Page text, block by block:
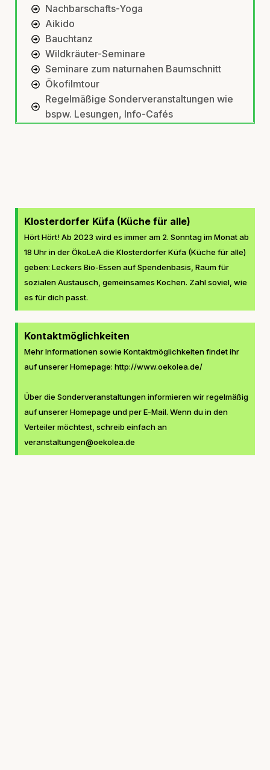
Nachbarschafts-Yoga
Aikido
Bauchtanz
Wildkräuter-Seminare
Seminare zum naturnahen Baumschnitt
Ökofilmtour
Regelmäßige Sonderveranstaltungen wie
bspw. Lesungen, Info-Cafés
Klosterdorfer Küfa (Küche für alle)
Hört Hört! Ab 2023 wird es immer am 2. Sonntag im Monat ab
18 Uhr in der ÖkoLeA die Klosterdorfer Küfa (Küche für alle)
geben: Leckers Bio-Essen auf Spendenbasis, Raum für
sozialen Austausch, gemeinsames Kochen. Zahl soviel, wie
es für dich passt.
Kontaktmöglichkeiten
Mehr Informationen sowie Kontaktmöglichkeiten findet ihr
auf unserer Homepage: http://www.oekolea.de/
Über die Sonderveranstaltungen informieren wir regelmäßig
auf unserer Homepage und per E-Mail. Wenn du in den
Verteiler möchtest, schreib einfach an
veranstaltungen@oekolea.de